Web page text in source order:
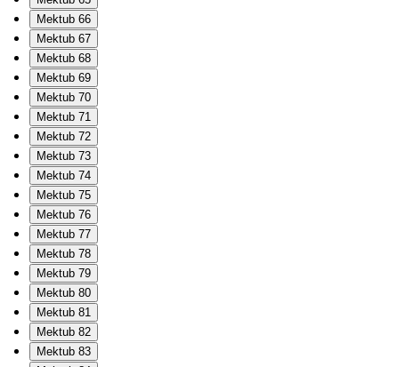
Mektub 66
Mektub 67
Mektub 68
Mektub 69
Mektub 70
Mektub 71
Mektub 72
Mektub 73
Mektub 74
Mektub 75
Mektub 76
Mektub 77
Mektub 78
Mektub 79
Mektub 80
Mektub 81
Mektub 82
Mektub 83